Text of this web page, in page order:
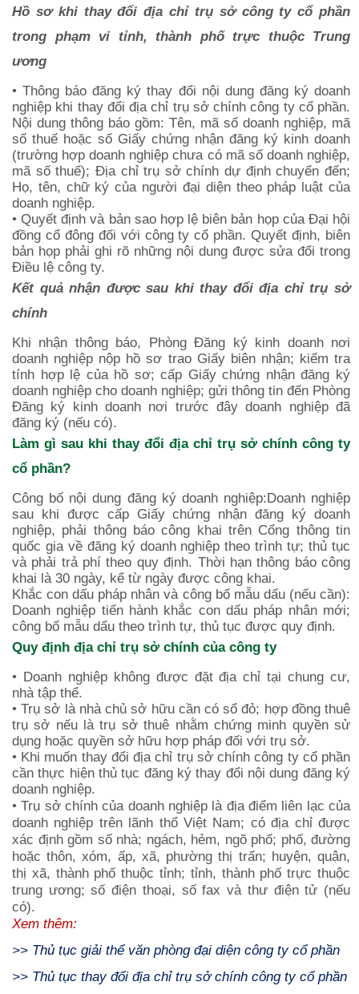
Hồ sơ khi thay đổi địa chỉ trụ sở công ty cổ phần
trong phạm vi tỉnh, thành phố trực thuộc Trung
ương
• Thông báo đăng ký thay đổi nội dung đăng ký doanh
nghiệp khi thay đổi địa chỉ trụ sở chính công ty cổ phần.
Nội dung thông báo gồm: Tên, mã số doanh nghiệp, mã
số thuế hoặc số Giấy chứng nhận đăng ký kinh doanh
(trường hợp doanh nghiệp chưa có mã số doanh nghiệp,
mã số thuế); Địa chỉ trụ sở chính dự định chuyển đến;
Họ, tên, chữ ký của người đại diện theo pháp luật của
doanh nghiệp.
• Quyết định và bản sao hợp lệ biên bản họp của Đại hội
đồng cổ đông đối với công ty cổ phần. Quyết định, biên
bản họp phải ghi rõ những nội dung được sửa đổi trong
Điều lệ công ty.
Kết quả nhận được sau khi thay đổi địa chỉ trụ sở
chính
Khi nhận thông báo, Phòng Đăng ký kinh doanh nơi
doanh nghiệp nộp hồ sơ trao Giấy biên nhận; kiểm tra
tính hợp lệ của hồ sơ; cấp Giấy chứng nhận đăng ký
doanh nghiệp cho doanh nghiệp; gửi thông tin đến Phòng
Đăng ký kinh doanh nơi trước đây doanh nghiệp đã
đăng ký (nếu có).
Làm gì sau khi thay đổi địa chỉ trụ sở chính công ty
cổ phần?
Công bố nội dung đăng ký doanh nghiệp:Doanh nghiệp
sau khi được cấp Giấy chứng nhận đăng ký doanh
nghiệp, phải thông báo công khai trên Cổng thông tin
quốc gia về đăng ký doanh nghiệp theo trình tự; thủ tục
và phải trả phí theo quy định. Thời hạn thông báo công
khai là 30 ngày, kể từ ngày được công khai.
Khắc con dấu pháp nhân và công bố mẫu dấu (nếu cần):
Doanh nghiệp tiến hành khắc con dấu pháp nhân mới;
công bố mẫu dấu theo trình tự, thủ tục được quy định.
Quy định địa chỉ trụ sở chính của công ty
• Doanh nghiệp không được đặt địa chỉ tại chung cư,
nhà tập thể.
• Trụ sở là nhà chủ sở hữu cần có sổ đỏ; hợp đồng thuê
trụ sở nếu là trụ sở thuê nhằm chứng minh quyền sử
dụng hoặc quyền sở hữu hợp pháp đối với trụ sở.
• Khi muốn thay đổi địa chỉ trụ sở chính công ty cổ phần
cần thực hiện thủ tục đăng ký thay đổi nội dung đăng ký
doanh nghiệp.
• Trụ sở chính của doanh nghiệp là địa điểm liên lạc của
doanh nghiệp trên lãnh thổ Việt Nam; có địa chỉ được
xác định gồm số nhà; ngách, hẻm, ngõ phố; phố, đường
hoặc thôn, xóm, ấp, xã, phường thị trấn; huyện, quận,
thị xã, thành phố thuộc tỉnh; tỉnh, thành phố trực thuộc
trung ương; số điện thoại, số fax và thư điện tử (nếu
có).
Xem thêm:
>> Thủ tục giải thể văn phòng đại diện công ty cổ phần
>> Thủ tục thay đổi địa chỉ trụ sở chính công ty cổ phần